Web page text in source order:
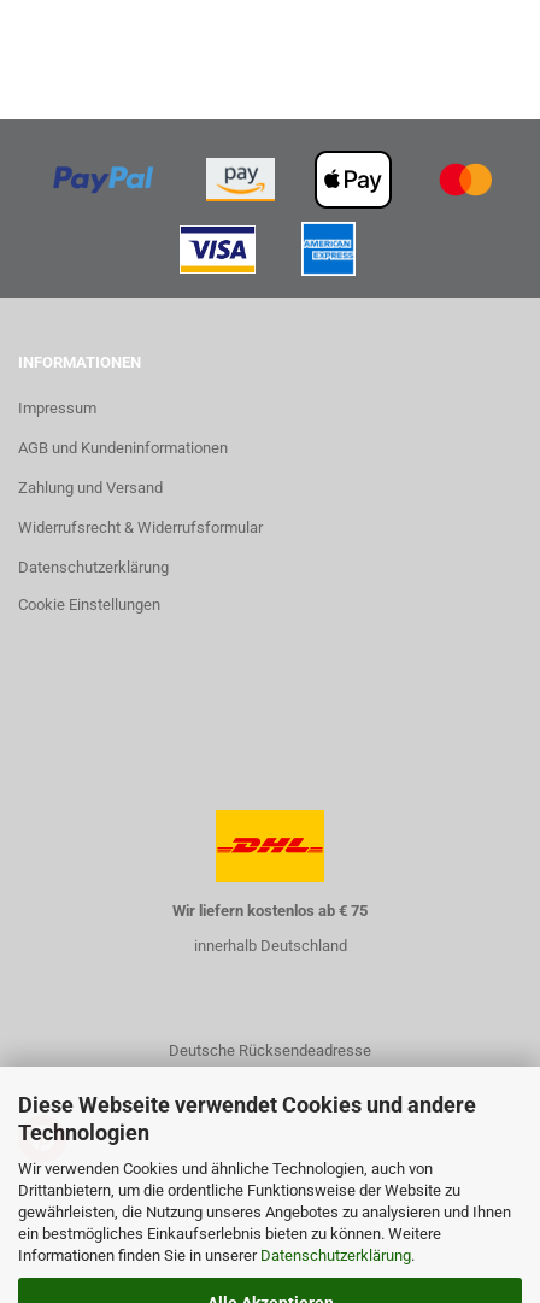
Diese Webseite verwendet Cookies und andere
Technologien
Wir verwenden Cookies und ähnliche Technologien, auch von
Drittanbietern, um die ordentliche Funktionsweise der Website zu
gewährleisten, die Nutzung unseres Angebotes zu analysieren und Ihnen
ein bestmögliches Einkaufserlebnis bieten zu können. Weitere
Informationen finden Sie in unserer Datenschutzerklärung.
INFORMATIONEN
Impressum
AGB und Kundeninformationen
Zahlung und Versand
Widerrufsrecht & Widerrufsformular
Datenschutzerklärung
Cookie Einstellungen
Wir liefern kostenlos ab € 75
innerhalb Deutschland
Deutsche Rücksendeadresse
Kontakt
Über uns